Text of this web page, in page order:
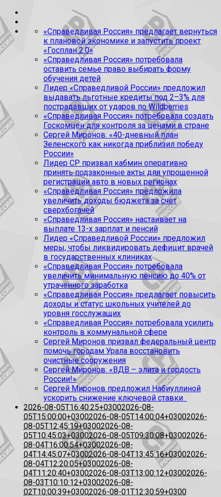
«Справедливая Россия» предлагает вернуться
к плановой экономике и запустить проект
«Госплан 2.0»
«Справедливая Россия» потребовала
оставить семье право выбирать форму
обучения детей
Лидер «Справедливой России» предложил
выдавать льготные кредиты под 2–3% для
пострадавших от ударов по Wildberries
«Справедливая Россия» потребовала создать
Госкомцен для контроля за ценами в стране
Сергей Миронов: «40-дневный план
Зеленского как никогда приблизил победу
России»
Лидер СР призвал кабмин оперативно
принять подзаконные акты для упрощенной
регистрации авто в новых регионах
«Справедливая Россия» предложила
увеличить доходы бюджета за счет
сверхбогачей
«Справедливая Россия» настаивает на
выплате 13-х зарплат и пенсий
Лидер «Справедливой России» предложил
меры, чтобы ликвидировать дефицит врачей
в государственных клиниках
«Справедливая Россия» потребовала
увеличить минимальную пенсию до 40% от
утраченного заработка
«Справедливая Россия» предлагает повысить
доходы и статус школьных учителей до
уровня госслужащих
«Справедливая Россия» потребовала усилить
контроль в коммунальной сфере
Сергей Миронов призвал федеральный центр
помочь городам Урала восстановить
очистные сооружения
Сергей Миронов: «ВДВ – элита и гордость
России!»
Сергей Миронов предложил Набиуллиной
ускорить снижение ключевой ставки
2026-08-05T16:40:25+03002026-08-
05T15:00:00+03002026-08-05T14:00:04+03002026-
08-05T12:45:19+03002026-08-
05T10:45:03+03002026-08-05T09:30:08+03002026-
08-04T16:00:54+03002026-08-
04T14:45:07+03002026-08-04T13:45:16+03002026-
08-04T12:20:05+03002026-08-
04T11:20:40+03002026-08-03T13:00:12+03002026-
08-03T10:10:12+03002026-08-
02T10:00:39+03002026-08-01T12:30:59+0300